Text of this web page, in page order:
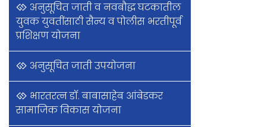
अनुसूचित जाती व नवबौद्ध घटकातील
युवक युवतींसाठी सैन्य व पोलीस भरतीपूर्व
प्रशिक्षण योजना
अनुसूचित जाती उपयोजना
भारतरत्न डॉ. बाबासाहेब आंबेडकर
सामाजिक विकास योजना